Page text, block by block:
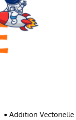
Addition Vectorielle